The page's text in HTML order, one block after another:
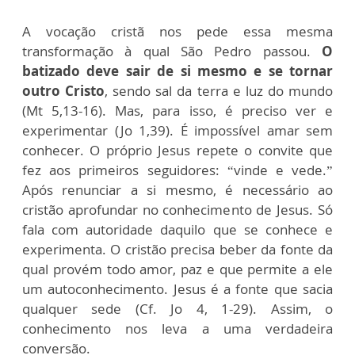
A vocação cristã nos pede essa mesma
transformação à qual São Pedro passou. O
batizado deve sair de si mesmo e se tornar
outro Cristo, sendo sal da terra e luz do mundo
(Mt 5,13-16). Mas, para isso, é preciso ver e
experimentar (Jo 1,39). É impossível amar sem
conhecer. O próprio Jesus repete o convite que
fez aos primeiros seguidores: “vinde e vede.”
Após renunciar a si mesmo, é necessário ao
cristão aprofundar no conhecimento de Jesus. Só
fala com autoridade daquilo que se conhece e
experimenta. O cristão precisa beber da fonte da
qual provém todo amor, paz e que permite a ele
um autoconhecimento. Jesus é a fonte que sacia
qualquer sede (Cf. Jo 4, 1-29). Assim, o
conhecimento nos leva a uma verdadeira
conversão.